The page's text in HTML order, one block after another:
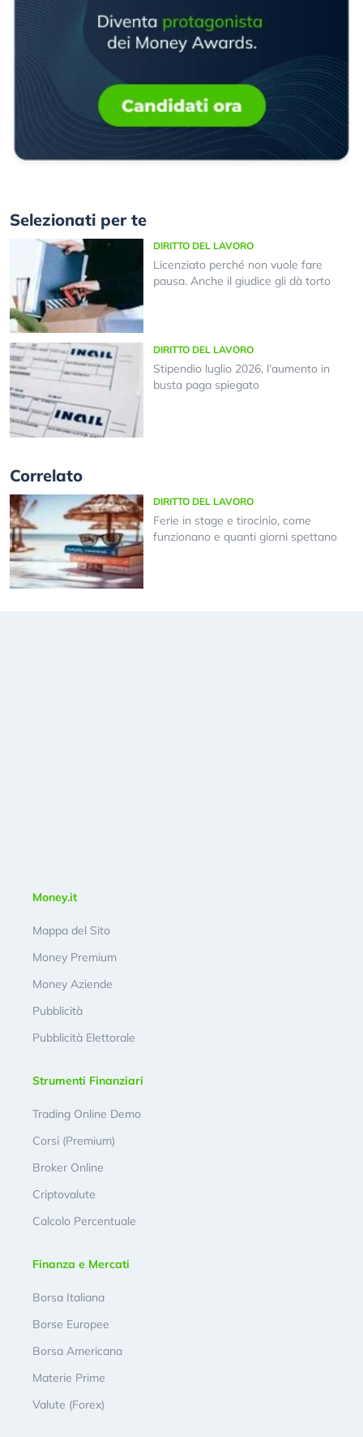
Selezionati per te
DIRITTO DEL LAVORO
Licenziato perché non vuole fare
pausa. Anche il giudice gli dà torto
DIRITTO DEL LAVORO
Stipendio luglio 2026, l’aumento in
busta paga spiegato
Correlato
DIRITTO DEL LAVORO
Ferie in stage e tirocinio, come
funzionano e quanti giorni spettano
Money.it
Mappa del Sito
Money Premium
Money Aziende
Pubblicità
Pubblicità Elettorale
Strumenti Finanziari
Trading Online Demo
Corsi (Premium)
Broker Online
Criptovalute
Calcolo Percentuale
Finanza e Mercati
Borsa Italiana
Borse Europee
Borsa Americana
Materie Prime
Valute (Forex)